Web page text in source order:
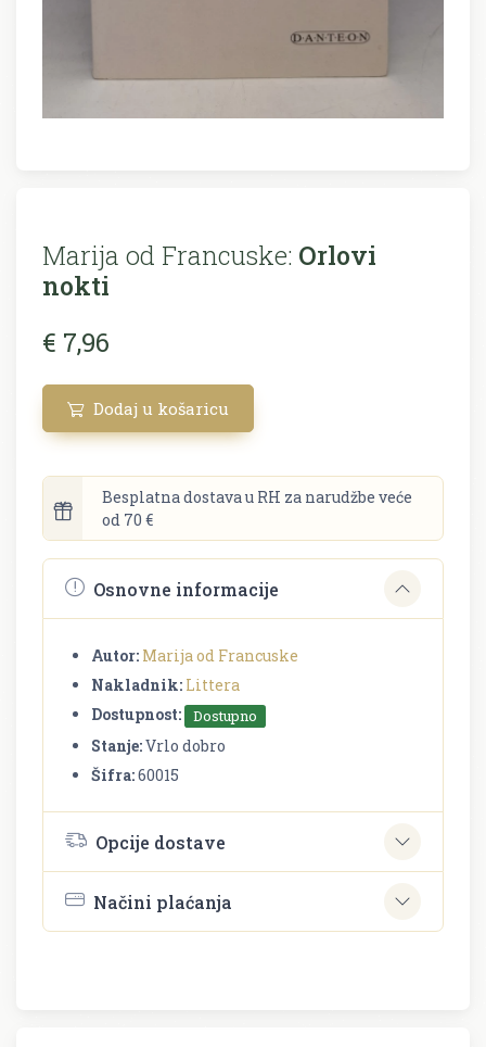
Marija od Francuske: Orlovi
nokti
€ 7,96
Dodaj u košaricu
Besplatna dostava u RH za narudžbe veće
od 70 €
Osnovne informacije
Autor: Marija od Francuske
Nakladnik: Littera
Dostupnost:
Dostupno
Stanje:Vrlo dobro
Šifra:60015
Opcije dostave
Načini plaćanja